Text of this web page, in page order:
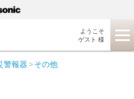
ようこそ
ゲスト 様
警報器
その他